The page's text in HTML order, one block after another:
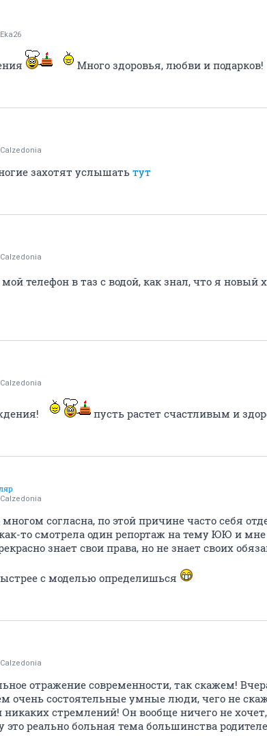
Eka26
Много здоровья, любви и подарков!
Calzedonia
захотят услышать тут
Calzedonia
телефон в таз с водой, как знал, что я новый
Calzedonia
пусть растет счастливым и
Calzedonia
согласна, по этой причине часто себя
то смотрела один репортаж на тему ЮЮ и мне
знает свои права, но не знает своих
с моделью определишься
Calzedonia
отражение современности, так скажем!
очень состоятельные умные люди, чего не
стремлений! Он вообще ничего не
это реально больная тема большинства